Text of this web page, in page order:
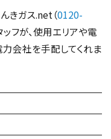
きガス.net（0120-
フが、使用エリアや電
会社を手配してくれま